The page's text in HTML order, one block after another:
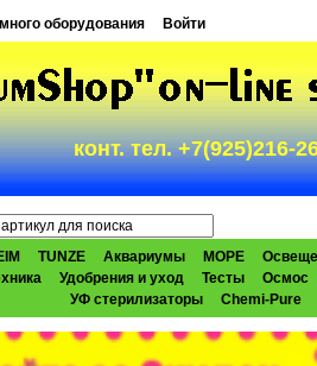
оборудования Войти
конт. тел. +7(925)216-
TUNZE Аквариумы МОРЕ
Удобрения и уход Тесты
Осмос
УФ стерилизаторы
Chemi-Pure